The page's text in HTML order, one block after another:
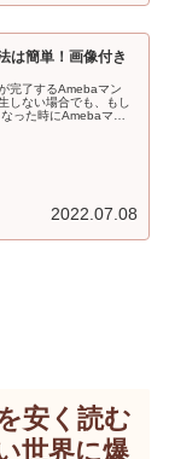
は簡単！画像付き
完了するAmebaマン
しない場合でも、もし
った時にAmebaマン
2022.07.08
安く読む
世界に爆